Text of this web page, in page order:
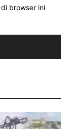
browser ini